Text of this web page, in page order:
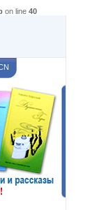
on line 40